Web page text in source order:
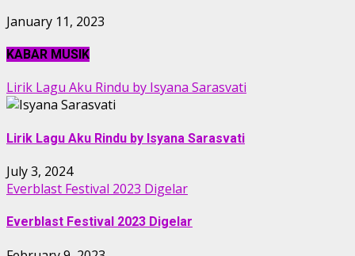
January 11, 2023
KABAR MUSIK
Lirik Lagu Aku Rindu by Isyana Sarasvati
Lirik Lagu Aku Rindu by Isyana Sarasvati
July 3, 2024
Everblast Festival 2023 Digelar
Everblast Festival 2023 Digelar